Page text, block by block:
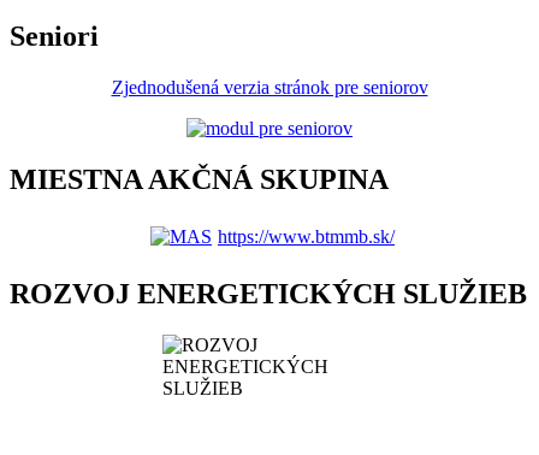
Seniori
Zjednodušená verzia stránok pre seniorov
MIESTNA AKČNÁ SKUPINA
https://www.btmmb.sk/
ROZVOJ ENERGETICKÝCH SLUŽIEB